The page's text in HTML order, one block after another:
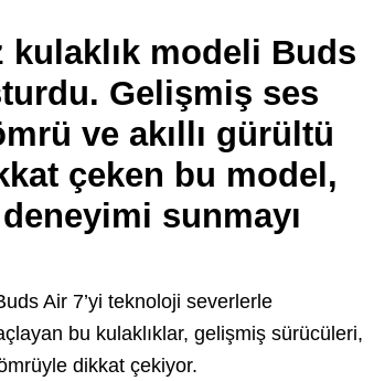
modeli Buds
Gelişmiş ses
ve akıllı gürültü
çeken bu model,
sunmayı
Air 7’yi teknoloji severlerle
bu kulaklıklar, gelişmiş sürücüleri,
dikkat çekiyor.